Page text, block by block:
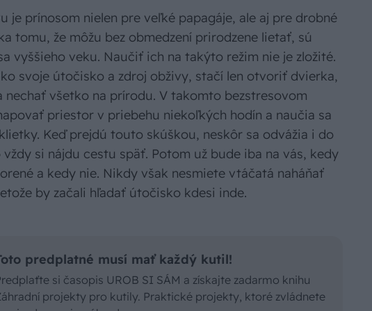
je prínosom nielen pre veľké papagáje, ale aj pre drobné
tomu, že môžu bez obmedzení prirodzene lietať, sú
vyššieho veku. Naučiť ich na takýto režim nie je zložité.
svoje útočisko a zdroj obživy, stačí len otvoriť dvierka,
nechať všetko na prírodu. V takomto bezstresovom
priestor v priebehu niekoľkých hodín a naučia sa
Keď prejdú touto skúškou, neskôr sa odvážia i do
si nájdu cestu späť. Potom už bude iba na vás, kedy
a kedy nie. Nikdy však nesmiete vtáčatá naháňať
by začali hľadať útočisko kdesi inde.
predplatné musí mať každý kutil!
si časopis UROB SI SÁM a získajte zadarmo knihu
projekty pro kutily. Praktické projekty, ktoré zvládnete